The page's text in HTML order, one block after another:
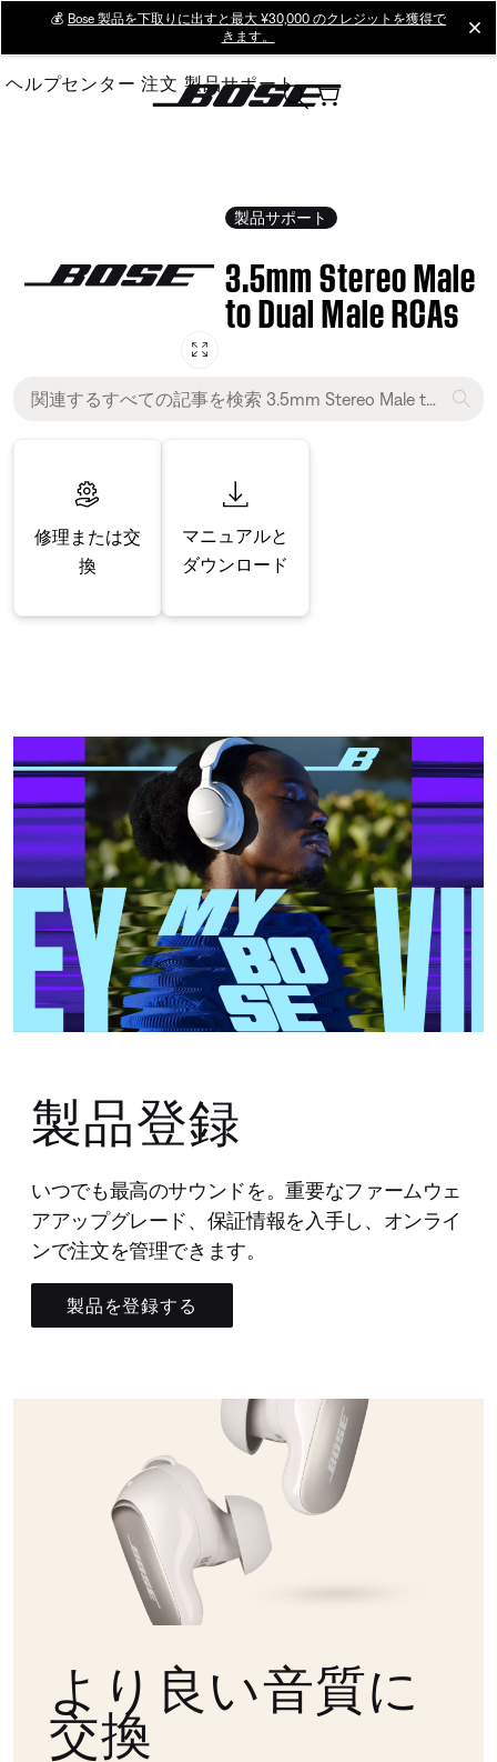
Main
💰 Bose 製品を下取りに出すと最大 ¥30,000 のクレジットを獲得で
きます。
ヘルプセンター 注文 製品サポート
製品サポート
3.5mm Stereo Male
to Dual Male RCAs
修理または交
換
マニュアルと
ダウンロード
製品登録
いつでも最高のサウンドを。重要なファームウェ
アアップグレード、保証情報を入手し、オンライ
ンで注文を管理できます。
製品を登録する
より良い音質に
交換